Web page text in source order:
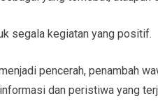
segala kegiatan yang positif.
pencerah, penambah
dan peristiwa yang